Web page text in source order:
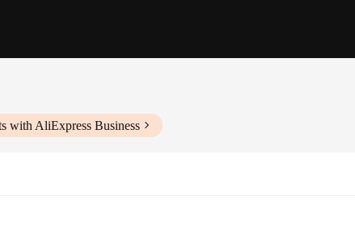
with AliExpress Business